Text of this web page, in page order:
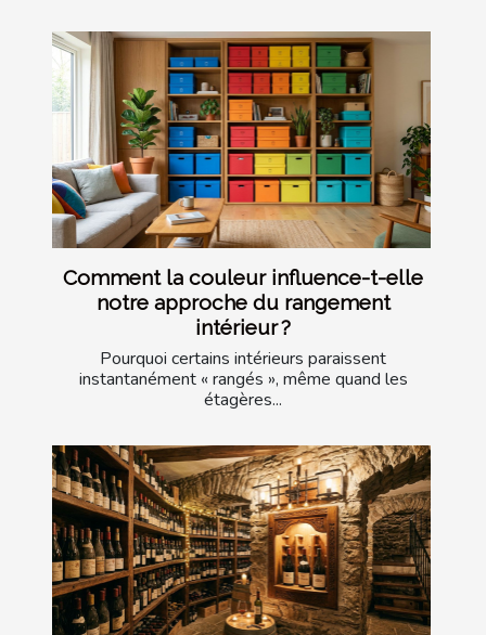
Comment la couleur influence-t-elle
notre approche du rangement
intérieur ?
Pourquoi certains intérieurs paraissent
instantanément « rangés », même quand les
étagères...